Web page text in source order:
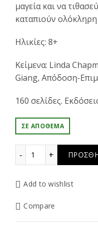
μαγεία και να
καταπιούν
Ηλικίες: 8+
Κείμενα: Linda
Giang, Απόδοση-
160 σελίδες.
ΣΕ ΑΠΌΘΕΜΑ
Add to wishlist
Compare